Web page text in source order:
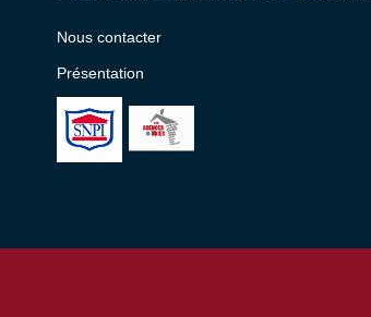
Nous contacter
Présentation